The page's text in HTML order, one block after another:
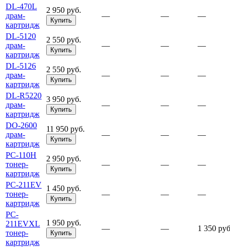
DL-470L
драм-
картридж
2 950 руб.
Купить
— — —
DL-5120
драм-
картридж
2 550 руб.
Купить
— — —
DL-5126
драм-
картридж
2 550 руб.
Купить
— — —
DL-R5220
драм-
картридж
3 950 руб.
Купить
— — —
DO-2600
драм-
картридж
11 950 руб.
Купить
— — —
PC-110H
тонер-
картридж
2 950 руб.
Купить
— — —
PC-211EV
тонер-
картридж
1 450 руб.
Купить
— — —
PC-
211EVXL
тонер-
картридж
1 950 руб.
Купить
— — 1 350